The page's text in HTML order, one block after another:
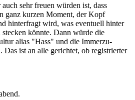
sehr freuen würden ist, dass
ganz kurzen Moment, der Kopf
hinterfragt wird, was eventuell hinter
stecken könnte. Dann würde die
alias "Hass" und die Immerzu-
Das ist an alle gerichtet, ob registrierter